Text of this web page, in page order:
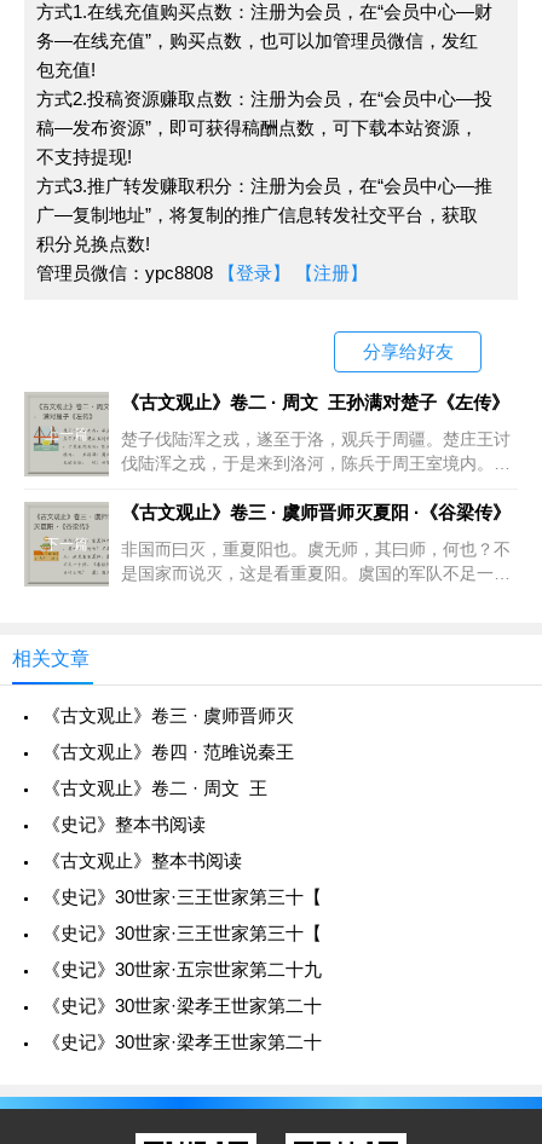
者，其言深也。
象这种情况，关系可说是生疏的。结果一谈就任他做太师，请
他同车一起回去，这是他们交谈得深啊。
✦太师：商周之际高级武官名，军队的最高统帅。与后世作为
太子的辅导官或乐师的“太师”，名同实异。
故文王果收功于吕尚，卒擅天下而身立为帝王。
所以文王果真得到吕尚为他建立的功勋，终于据有天下而自身
成了帝王。假如文王因为跟吕望生疏而不跟他深谈，这样周就
没有天子的德行，文王、武王也就不能成为王了。
✦擅天下：拥有天下。按文王生前未及“擅天下”，也未“身立
为帝王”。这里是合文王、武王二人笼统言之。
匡君之事，处人骨肉之间。愿以陈臣之陋忠，而
未知王心也，所以王三问而不对者是也。
现在臣子是个客处他乡的人，与大王关系疏远，而所想要面陈
的，又都是纠正国君偏差错失的事。处在人家骨肉之间，臣子
愿意献上一片浅陋的忠诚，却不知大王的心意如何，所以大王
✦羇（ｊī机）旅：作客他乡。✦匡君：纠正君王的偏差错误。
✦骨肉：这里指宣太后与秦昭王的母子关系。
臣非有所畏而不敢言也，知今日言之于前，而明
日伏诛于后，然臣弗敢畏也。
臣子并非有什么害怕而不敢说，即使知道今天说在前面，明天
方式1.在线充值购买点数：注册为会员，在“会员中心—财
务—在线充值”，购买点数，也可以加管理员微信，发红
包充值!
方式2.投稿资源赚取点数：注册为会员，在“会员中心—投
稿—发布资源”，即可获得稿酬点数，可下载本站资源，
不支持提现!
方式3.推广转发赚取积分：注册为会员，在“会员中心—推
广—复制地址”，将复制的推广信息转发社交平台，获取
积分兑换点数!
管理员微信：ypc8808
【登录】 【注册】
分享给好友
上一篇
《古文观止》卷二 · 周文 王孙满对楚子《左传》
楚子伐陆浑之戎，遂至于洛，观兵于周疆。楚庄王讨
伐陆浑之戎，于是来到洛河，陈兵于周王室境内。✦
子：楚庄王，公元前613年至前591年在位。✦
下一篇
《古文观止》卷三 · 虞师晋师灭夏阳 ·《谷梁传》
非国而曰灭，重夏阳也。虞无师，其曰师，何也？不
是国家而说灭，这是看重夏阳。虞国的军队不足一个
相关文章
《古文观止》卷三 · 虞师晋师灭
《古文观止》卷四 · 范雎说秦王
《古文观止》卷二 · 周文 王
《史记》整本书阅读
《古文观止》整本书阅读
《史记》30世家·三王世家第三十【
《史记》30世家·三王世家第三十【
《史记》30世家·五宗世家第二十九
《史记》30世家·梁孝王世家第二十
《史记》30世家·梁孝王世家第二十